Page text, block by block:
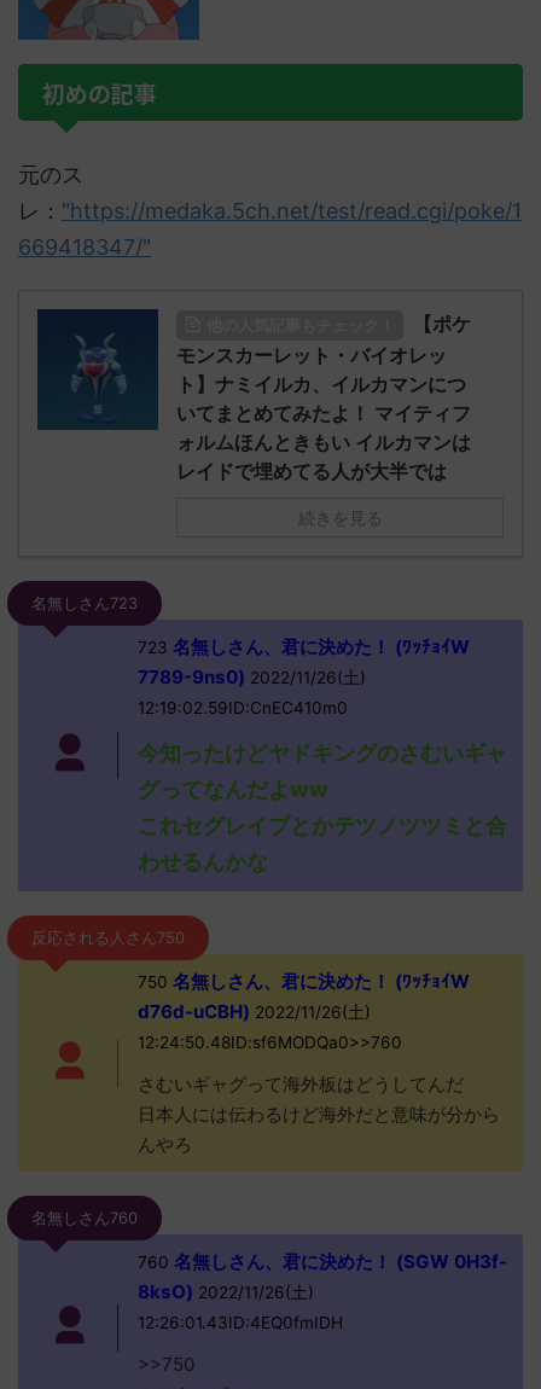
初めの記事
元のス
レ： "https://medaka.5ch.net/test/read.cgi/poke/1
669418347/"
【ポケ
モンスカーレット・バイオレッ
ト】ナミイルカ、イルカマンにつ
いてまとめてみたよ！ マイティフ
ォルムほんときもい イルカマンは
レイドで埋めてる人が大半では
続きを見る
名無しさん723
723 名無しさん、君に決めた！ (ﾜｯﾁｮｲW
7789-9ns0) 2022/11/26(土)
12:19:02.59ID:CnEC410m0
今知ったけどヤドキングのさむいギャ
グってなんだよww
これセグレイブとかテツノツツミと合
わせるんかな
反応される人さん750
750 名無しさん、君に決めた！ (ﾜｯﾁｮｲW
d76d-uCBH) 2022/11/26(土)
12:24:50.48ID:sf6MODQa0>>760
さむいギャグって海外板はどうしてんだ
日本人には伝わるけど海外だと意味が分から
んやろ
名無しさん760
760 名無しさん、君に決めた！ (SGW 0H3f-
8ksO) 2022/11/26(土)
12:26:01.43ID:4EQ0fmIDH
>>750